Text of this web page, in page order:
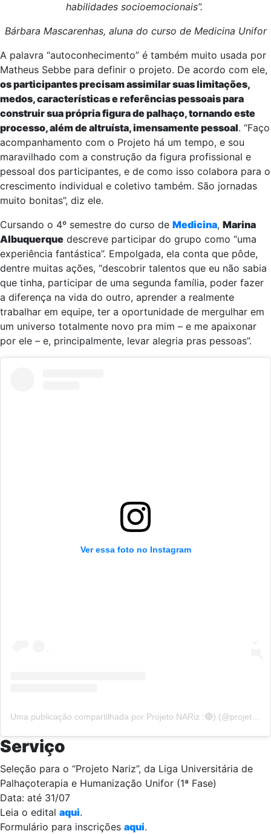
habilidades socioemocionais”.
Bárbara Mascarenhas, aluna do curso de Medicina Unifor
A palavra “autoconhecimento” é também muito usada por
Matheus Sebbe para definir o projeto. De acordo com ele,
os participantes precisam assimilar suas limitações,
medos, características e referências pessoais para
construir sua própria figura de palhaço, tornando este
processo, além de altruísta, imensamente pessoal. “Faço
acompanhamento com o Projeto há um tempo, e sou
maravilhado com a construção da figura profissional e
pessoal dos participantes, e de como isso colabora para o
crescimento individual e coletivo também. São jornadas
muito bonitas”, diz ele.
Cursando o 4º semestre do curso de Medicina, Marina
Albuquerque descreve participar do grupo como “uma
experiência fantástica”. Empolgada, ela conta que pôde,
dentre muitas ações, “descobrir talentos que eu não sabia
que tinha, participar de uma segunda família, poder fazer
a diferença na vida do outro, aprender a realmente
trabalhar em equipe, ter a oportunidade de mergulhar em
um universo totalmente novo pra mim – e me apaixonar
por ele – e, principalmente, levar alegria pras pessoas”.
Ver essa foto no Instagram
Uma publicação compartilhada por Projeto NARiz :🔴) (@projetonariz)
Serviço
Seleção para o “Projeto Nariz”, da Liga Universitária de
Palhaçoterapia e Humanização Unifor (1ª Fase)
Data: até 31/07
Leia o edital aqui.
Formulário para inscrições aqui.